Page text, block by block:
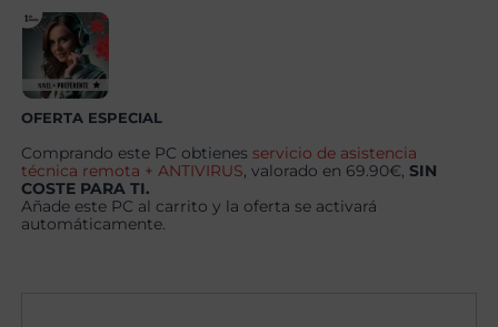
8
GB
+
Windows
11
Home
cantidad
OFERTA ESPECIAL
Comprando este PC obtienes servicio de asistencia
técnica remota + ANTIVIRUS, valorado en 69.90€,SIN
COSTE PARA TI.
Añade este PC al carrito y la oferta se activará
automáticamente.